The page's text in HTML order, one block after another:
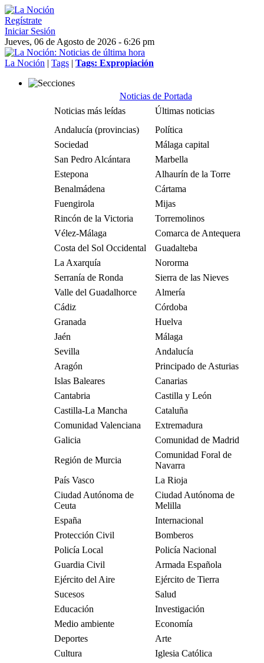
Regístrate
Iniciar Sesión
Jueves, 06 de Agosto de 2026 - 6:26 pm
La Noción | Tags | Tags: Expropiación
Noticias de Portada
Noticias más leídas
Últimas noticias
Andalucía (provincias)
Política
Sociedad
Málaga capital
San Pedro Alcántara
Marbella
Estepona
Alhaurín de la Torre
Benalmádena
Cártama
Fuengirola
Mijas
Rincón de la Victoria
Torremolinos
Vélez-Málaga
Comarca de Antequera
Costa del Sol Occidental
Guadalteba
La Axarquía
Nororma
Serranía de Ronda
Sierra de las Nieves
Valle del Guadalhorce
Almería
Cádiz
Córdoba
Granada
Huelva
Jaén
Málaga
Sevilla
Andalucía
Aragón
Principado de Asturias
Islas Baleares
Canarias
Cantabria
Castilla y León
Castilla-La Mancha
Cataluña
Comunidad Valenciana
Extremadura
Galicia
Comunidad de Madrid
Región de Murcia
Comunidad Foral de
Navarra
País Vasco
La Rioja
Ciudad Autónoma de
Ceuta
Ciudad Autónoma de
Melilla
España
Internacional
Protección Civil
Bomberos
Policía Local
Policía Nacional
Guardia Civil
Armada Española
Ejército del Aire
Ejército de Tierra
Sucesos
Salud
Educación
Investigación
Medio ambiente
Economía
Deportes
Arte
Cultura
Iglesia Católica